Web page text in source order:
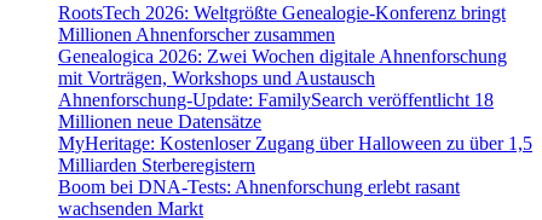
RootsTech 2026: Weltgrößte Genealogie-Konferenz bringt
Millionen Ahnenforscher zusammen
Genealogica 2026: Zwei Wochen digitale Ahnenforschung
mit Vorträgen, Workshops und Austausch
Ahnenforschung-Update: FamilySearch veröffentlicht 18
Millionen neue Datensätze
MyHeritage: Kostenloser Zugang über Halloween zu über 1,5
Milliarden Sterberegistern
Boom bei DNA-Tests: Ahnenforschung erlebt rasant
wachsenden Markt